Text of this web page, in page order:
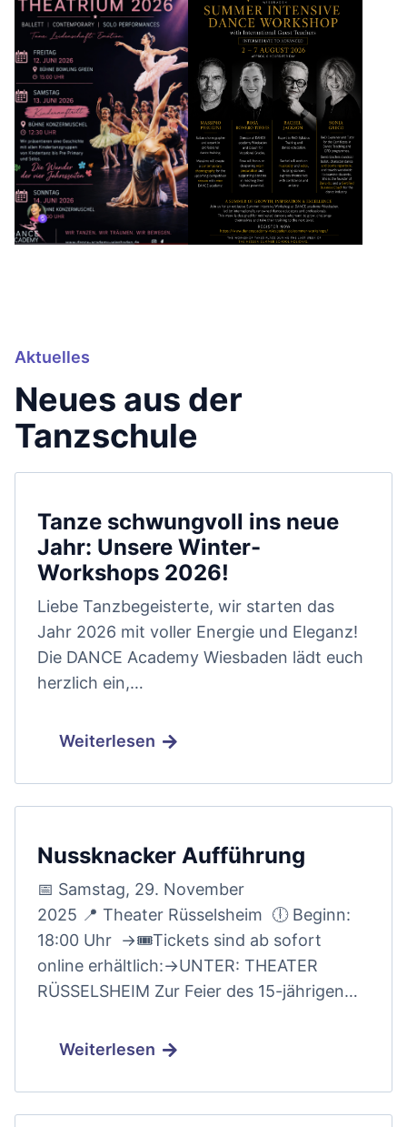
Aktuelles
Neues aus der
Tanzschule
Tanze schwungvoll ins neue
Jahr: Unsere Winter-
Workshops 2026!
Liebe Tanzbegeisterte, wir starten das
Jahr 2026 mit voller Energie und Eleganz!
Die DANCE Academy Wiesbaden lädt euch
herzlich ein,…
Weiterlesen
Nussknacker Aufführung
📅 Samstag, 29. November
2025 📍 Theater Rüsselsheim 🕕 Beginn:
18:00 Uhr →🎟️Tickets sind ab sofort
online erhältlich:→UNTER: THEATER
RÜSSELSHEIM Zur Feier des 15-jährigen…
Weiterlesen